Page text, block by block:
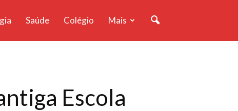
Saúde Colégio Mais
Escola